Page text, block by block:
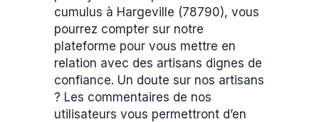
cumulus à Hargeville (78790), vous
pourrez compter sur notre
plateforme pour vous mettre en
relation avec des artisans dignes de
confiance. Un doute sur nos artisans
? Les commentaires de nos
utilisateurs vous permettront d’en